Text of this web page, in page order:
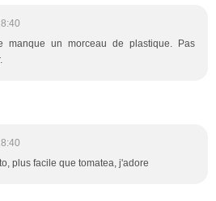
manque un morceau de plastique. Pas
plus facile que tomatea, j'adore